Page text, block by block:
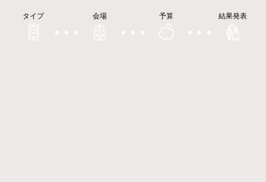
タイプ 会場 予算 結果発表